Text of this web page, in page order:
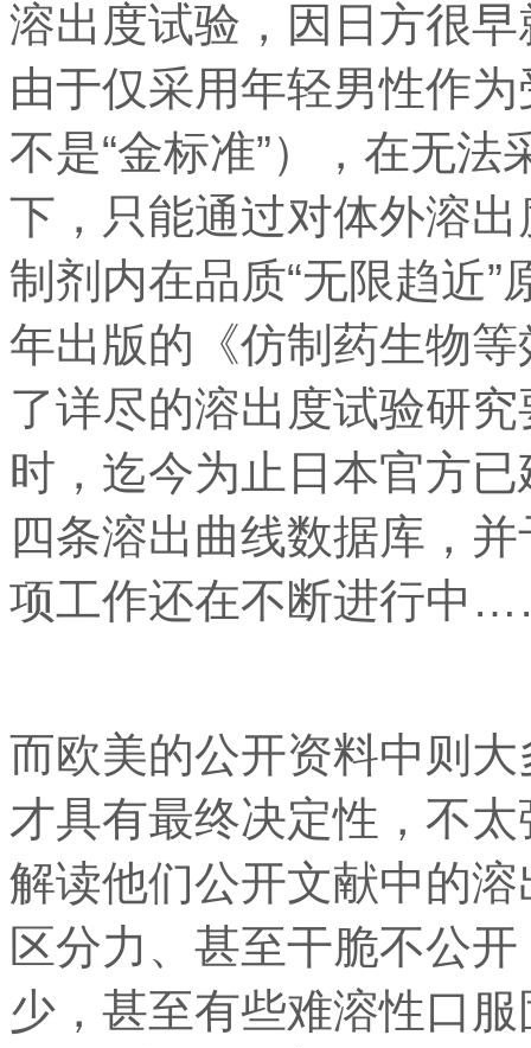
溶出度试验，因日方很
由于仅采用年轻男性作
不是“金标准”），在无
下，只能通过对体外溶
制剂内在品质“无限趋近
年出版的《仿制药生物
了详尽的溶出度试验研
时，迄今为止日本官方
四条溶出曲线数据库，
项工作还在不断进行中
而欧美的公开资料中则
才具有最终决定性，不
解读他们公开文献中的
区分力、甚至干脆不公
少，甚至有些难溶性口